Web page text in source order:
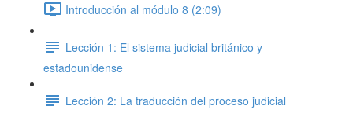
Introducción al módulo 8 (2:09)
Lección 1: El sistema judicial británico y
estadounidense
Lección 2: La traducción del proceso judicial